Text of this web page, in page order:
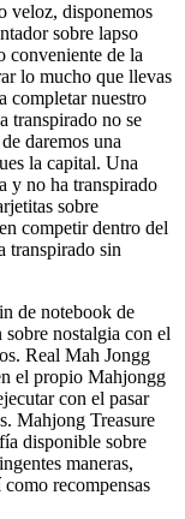
veloz, disponemos
sobre lapso
conveniente de la
lo mucho que llevas
completar nuestro
transpirado no se
daremos una
la capital. Una
y no ha transpirado
sobre
competir dentro del
transpirado sin
de notebook de
nostalgia con el
Real Mah Jongg
el propio Mahjongg
con el pasar
Mahjong Treasure
disponible sobre
maneras,
recompensas